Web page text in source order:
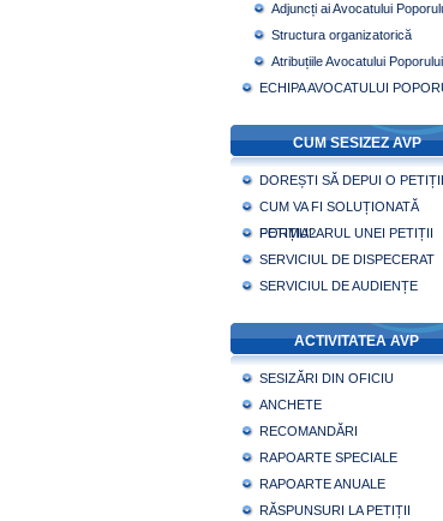
Adjuncți ai Avocatului
Structura organizatorică
Atribuțiile Avocatului Poporului
ECHIPA AVOCATULUI
CUM SESIZEZ AVP
DOREȘTI SĂ DEPUI O
CUM VA FI SOLUȚIONATĂ
PETIȚIA?
FORMULARUL UNEI PETIȚII
SERVICIUL DE DISPECERAT
SERVICIUL DE AUDIENȚE
ACTIVITATEA AVP
SESIZĂRI DIN OFICIU
ANCHETE
RECOMANDĂRI
RAPOARTE SPECIALE
RAPOARTE ANUALE
RĂSPUNSURI LA PETIȚII